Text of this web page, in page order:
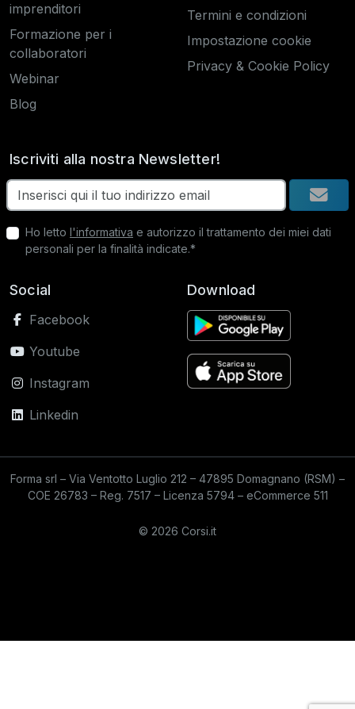
imprenditori
Formazione per i
collaboratori
Webinar
Blog
Termini e condizioni
Impostazione cookie
Privacy & Cookie Policy
Iscriviti alla nostra Newsletter!
Ho letto l'informativa e autorizzo il trattamento dei miei dati
personali per la finalità indicate.*
Social
Facebook
Youtube
Instagram
Linkedin
Download
Forma srl – Via Ventotto Luglio 212 – 47895 Domagnano (RSM) –
COE 26783 – Reg. 7517 – Licenza 5794 – eCommerce 511
© 2026 Corsi.it